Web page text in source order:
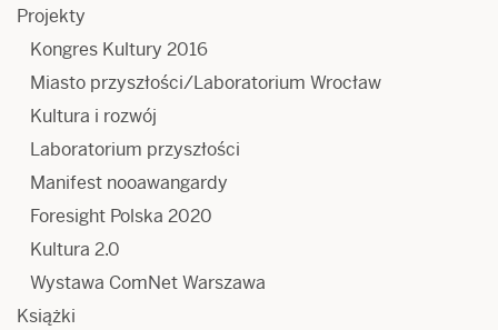
Projekty
Kongres Kultury 2016
Miasto przyszłości/Laboratorium Wrocław
Kultura i rozwój
Laboratorium przyszłości
Manifest nooawangardy
Foresight Polska 2020
Kultura 2.0
Wystawa ComNet Warszawa
Książki